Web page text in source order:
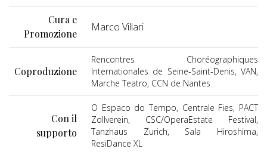
Cura e
Promozione
Marco Villari
Coproduzione
Rencontres Choréographiques
Internationales de Seine-Saint-Denis, VAN,
Marche Teatro, CCN de Nantes
Con il
supporto
O Espaco do Tempo, Centrale Fies, PACT
Zollverein, CSC/OperaEstate Festival,
Tanzhaus Zurich, Sala Hiroshima,
ResiDance XL